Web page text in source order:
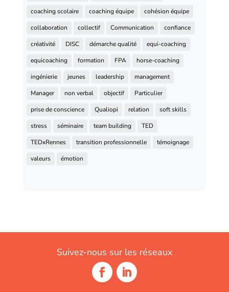
coaching scolaire
coaching équipe
cohésion équipe
collaboration
collectif Communication
confiance
créativité
DISC démarche qualité
equi-coaching
equicoaching
formation FPA
horse-coaching
ingénierie
jeunes leadership
management
Manager
non verbal objectif
Particulier
prise de conscience
Qualiopi relation
soft skills
stress
séminaire team building
TED
TEDxRennes
transition professionnelle
témoignage
valeurs
émotion
Suivez-nous sur les réseaux